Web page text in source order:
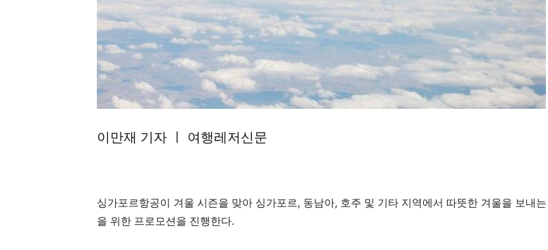
이만재 기자 ㅣ 여행레저신문
싱가포르항공이 겨울 시즌을 맞아 싱가포르, 동남아, 호주 및 기타 지역에서 따뜻한 겨울을 보내
을 위한 프로모션을 진행한다.